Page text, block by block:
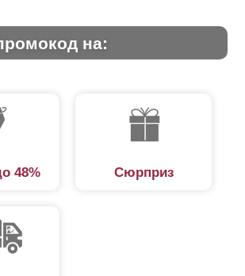
на:
48% Сюрприз